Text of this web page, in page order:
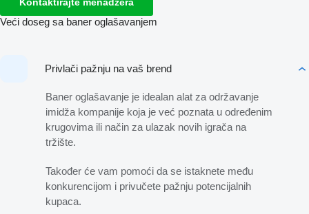
Veći doseg sa baner oglašavanjem
Privlači pažnju na vaš brend
Baner oglašavanje je idealan alat za održavanje
imidža kompanije koja je već poznata u određenim
krugovima ili način za ulazak novih igrača na
tržište.
Također će vam pomoći da se istaknete među
konkurencijom i privučete pažnju potencijalnih
kupaca.